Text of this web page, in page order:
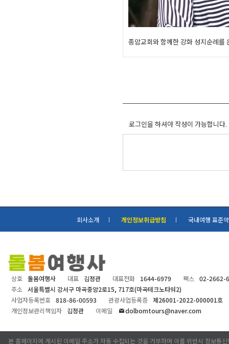
종암교회와 함께한 강화 성지순례를
로그인을 하셔야 작성이 가능합니다.
회사소개 개인정보취급방침 국내여행 표준
상호 돌봄여행사 대표 김정관 대표전화 1644-6979 팩스
02-2662-
주소 서울특별시 강서구 마곡중앙2로15, 717호(마곡테크노타워2)
사업자등록번호 818-86-00593 관광사업등록증 제26001-2022-000001호
개인정보관리책임자
김정관 이메일 dolbomtours@naver.com
본 홈페이지에 게시된 이메일 주소가 자동 수집되는 것을 거부하며 이를 위반시 정보통